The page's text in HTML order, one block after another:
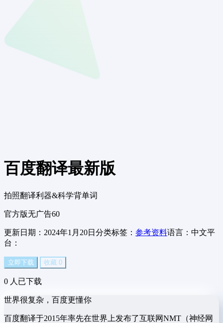
百度翻译最新版
拍照翻译利器&科学背单词
官方版无广告60
更新日期：2024年1月20日 分类标签： 参考资料语言：中文平
台：
立即下载 收藏 0
0 人已下载
世界很复杂，百度更懂你
百度翻译于2015年率先在世界上发布了互联网NMT（神经网